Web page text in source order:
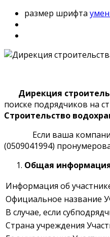
размер шрифта
Дирекция
поиске подрядчиков на
Строительство
Если ваша компания
(0509041994)
Общая
Информация об
Официальное название
В случае, если
Страна учреждения